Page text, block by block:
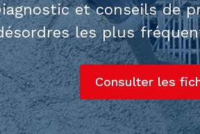
et conseils de
les plus
Consulter les